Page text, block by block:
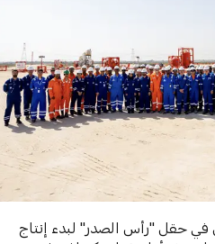
في حقل "رأس الصدر" لبدء إنتاج